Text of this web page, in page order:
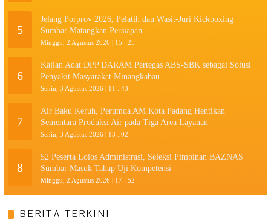
5
Jelang Porprov 2026, Pelatih dan Wasit-Juri Kickboxing
Sumbar Matangkan Persiapan
Minggu, 2 Agustus 2026 | 15 : 25
6
Kajian Adat DPP DARAM Pertegas ABS-SBK sebagai Solusi
Penyakit Masyarakat Minangkabau
Senin, 3 Agustus 2026 | 11 : 43
7
Air Baku Keruh, Perumda AM Kota Padang Hentikan
Sementara Produksi Air pada Tiga Area Layanan
Senin, 3 Agustus 2026 | 13 : 02
8
52 Peserta Lolos Administrasi, Seleksi Pimpinan BAZNAS
Sumbar Masuk Tahap Uji Kompetensi
Minggu, 2 Agustus 2026 | 17 : 52
BERITA TERKINI